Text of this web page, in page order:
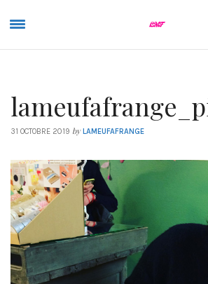
31 OCTOBRE 2019 by LAMEUFAFRANGE